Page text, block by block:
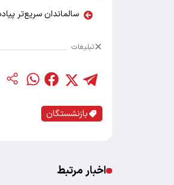
سالماندان سریع‌تر
تبلیغات
بازنشستگان
اخبار مرتبط